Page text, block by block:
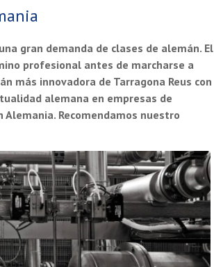
gran demanda de clases de alemán. El
profesional antes de marcharse a
más innovadora de Tarragona Reus con
alemana en empresas de
Recomendamos nuestro